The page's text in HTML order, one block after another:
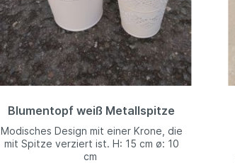
Blumentopf weiß Metallspitze
Modisches Design mit einer Krone, die
mit Spitze verziert ist. H: 15 cm ø: 10
cm